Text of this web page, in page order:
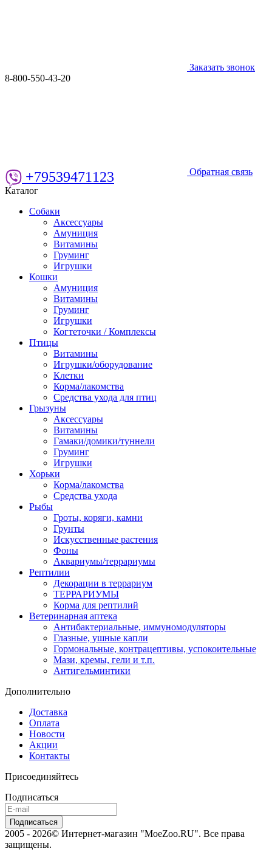
Заказать звонок
8-800-550-43-20
Обратная связь
+79539471123
Каталог
Собаки
Аксессуары
Амуниция
Витамины
Груминг
Игрушки
Кошки
Амуниция
Витамины
Груминг
Игрушки
Когтеточки / Комплексы
Птицы
Витамины
Игрушки/оборудование
Клетки
Корма/лакомства
Средства ухода для птиц
Грызуны
Аксессуары
Витамины
Гамаки/домики/туннели
Груминг
Игрушки
Хорьки
Корма/лакомства
Средства ухода
Рыбы
Гроты, коряги, камни
Грунты
Искусственные растения
Фоны
Аквариумы/террариумы
Рептилии
Декорации в террариум
ТЕРРАРИУМЫ
Корма для рептилий
Ветеринарная аптека
Антибактериальные, иммуномодуляторы
Глазные, ушные капли
Гормональные, контрацептивы, успокоительные
Мази, кремы, гели и т.п.
Антигельминтики
Дополнительно
Доставка
Оплата
Новости
Акции
Контакты
Присоединяйтесь
Подписаться
2005 - 2026© Интернет-магазин "MoeZoo.RU". Все права
защищены.